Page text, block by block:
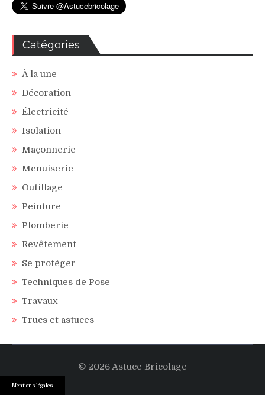
Mentions légales
Catégories
À la une
Décoration
Électricité
Isolation
Maçonnerie
Menuiserie
Outillage
Peinture
Plomberie
Revêtement
Se protéger
Techniques de Pose
Travaux
Trucs et astuces
© 2026 Astuce Bricolage